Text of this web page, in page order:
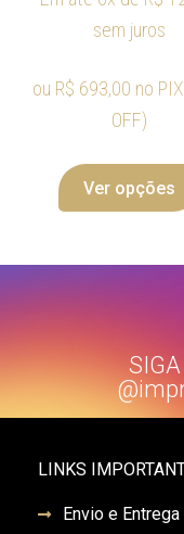
sem juros
ou R$ 693,00 no
OFF)
Ver opções
LINKS
Envio e Entrega